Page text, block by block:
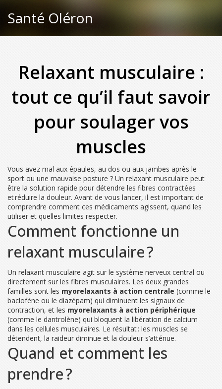
Santé Oléron
Relaxant musculaire :
tout ce qu’il faut savoir
pour soulager vos
muscles
Vous avez mal aux épaules, au dos ou aux jambes après le
sport ou une mauvaise posture ? Un relaxant musculaire peut
être la solution rapide pour détendre les fibres contractées
et réduire la douleur. Avant de vous lancer, il est important de
comprendre comment ces médicaments agissent, quand les
utiliser et quelles limites respecter.
Comment fonctionne un
relaxant musculaire ?
Un relaxant musculaire agit sur le système nerveux central ou
directement sur les fibres musculaires. Les deux grandes
familles sont les myorelaxants à action centrale (comme le
baclofène ou le diazépam) qui diminuent les signaux de
contraction, et les myorelaxants à action périphérique
(comme le dantrolène) qui bloquent la libération de calcium
dans les cellules musculaires. Le résultat : les muscles se
détendent, la raideur diminue et la douleur s’atténue.
Quand et comment les
prendre ?